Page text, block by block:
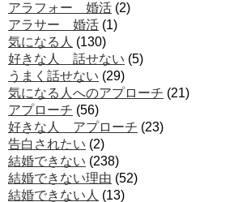
アラフォー 婚活 (2)
アラサー 婚活 (1)
気になる人 (130)
好きな人 話せない (5)
うまく話せない (29)
気になる人へのアプローチ (21)
アプローチ (56)
好きな人 アプローチ (23)
告白されたい (2)
結婚できない (238)
結婚できない理由 (52)
結婚できない人 (13)